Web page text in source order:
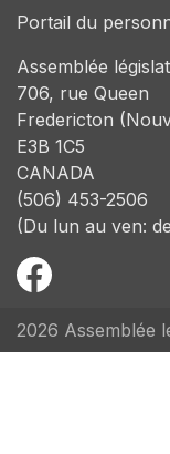
Portail du
Assemblée
706, rue Queen
Fredericton
E3B 1C5
CANADA
(506) 453-2506
(Du lun au ven:
2026 Assemblée